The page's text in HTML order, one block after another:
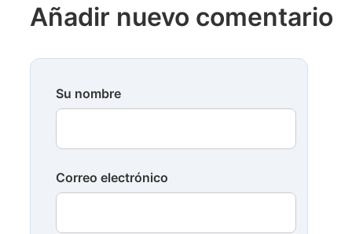
Añadir nuevo comentario
Su nombre
Correo electrónico